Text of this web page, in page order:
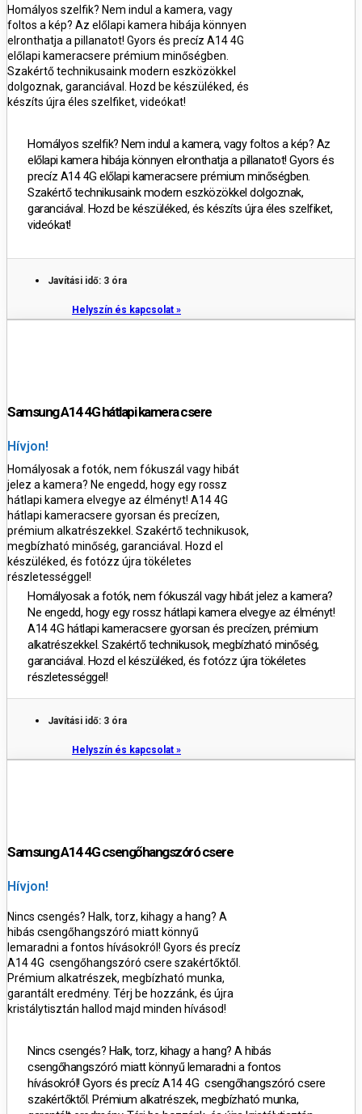
Homályos szelfik? Nem indul a kamera, vagy
foltos a kép? Az előlapi kamera hibája könnyen
elronthatja a pillanatot! Gyors és precíz A14 4G
előlapi kameracsere prémium minőségben.
Szakértő technikusaink modern eszközökkel
dolgoznak, garanciával. Hozd be készüléked, és
készíts újra éles szelfiket, videókat!
Homályos szelfik? Nem indul a kamera, vagy foltos a kép? Az
előlapi kamera hibája könnyen elronthatja a pillanatot! Gyors és
precíz A14 4G előlapi kameracsere prémium minőségben.
Szakértő technikusaink modern eszközökkel dolgoznak,
garanciával. Hozd be készüléked, és készíts újra éles szelfiket,
videókat!
Javítási idő: 3 óra
Helyszín és kapcsolat »
Samsung A14 4G hátlapi kamera csere
Hívjon!
Homályosak a fotók, nem fókuszál vagy hibát
jelez a kamera? Ne engedd, hogy egy rossz
hátlapi kamera elvegye az élményt! A14 4G
hátlapi kameracsere gyorsan és precízen,
prémium alkatrészekkel. Szakértő technikusok,
megbízható minőség, garanciával. Hozd el
készüléked, és fotózz újra tökéletes
részletességgel!
Homályosak a fotók, nem fókuszál vagy hibát jelez a kamera?
Ne engedd, hogy egy rossz hátlapi kamera elvegye az élményt!
A14 4G hátlapi kameracsere gyorsan és precízen, prémium
alkatrészekkel. Szakértő technikusok, megbízható minőség,
garanciával. Hozd el készüléked, és fotózz újra tökéletes
részletességgel!
Javítási idő: 3 óra
Helyszín és kapcsolat »
Samsung A14 4G csengőhangszóró csere
Hívjon!
Nincs csengés? Halk, torz, kihagy a hang? A
hibás csengőhangszóró miatt könnyű
lemaradni a fontos hívásokról! Gyors és precíz
A14 4G csengőhangszóró csere szakértőktől.
Prémium alkatrészek, megbízható munka,
garantált eredmény. Térj be hozzánk, és újra
kristálytisztán hallod majd minden hívásod!
Nincs csengés? Halk, torz, kihagy a hang? A hibás
csengőhangszóró miatt könnyű lemaradni a fontos
hívásokról! Gyors és precíz A14 4G csengőhangszóró csere
szakértőktől. Prémium alkatrészek, megbízható munka,